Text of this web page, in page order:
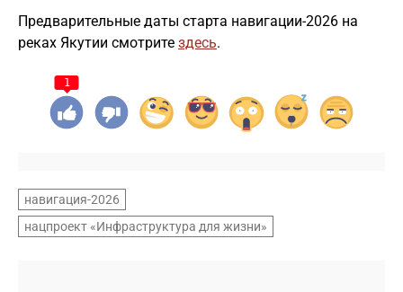
Предварительные даты старта навигации-2026 на
реках Якутии смотрите здесь.
1
навигация-2026
нацпроект «Инфраструктура для жизни»